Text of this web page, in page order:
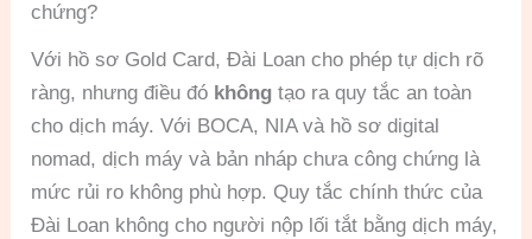
chứng?
Với hồ sơ Gold Card, Đài Loan cho phép tự dịch rõ
ràng, nhưng điều đó không tạo ra quy tắc an toàn
cho dịch máy. Với BOCA, NIA và hồ sơ digital
nomad, dịch máy và bản nháp chưa công chứng là
mức rủi ro không phù hợp. Quy tắc chính thức của
Đài Loan không cho người nộp lối tắt bằng dịch máy,